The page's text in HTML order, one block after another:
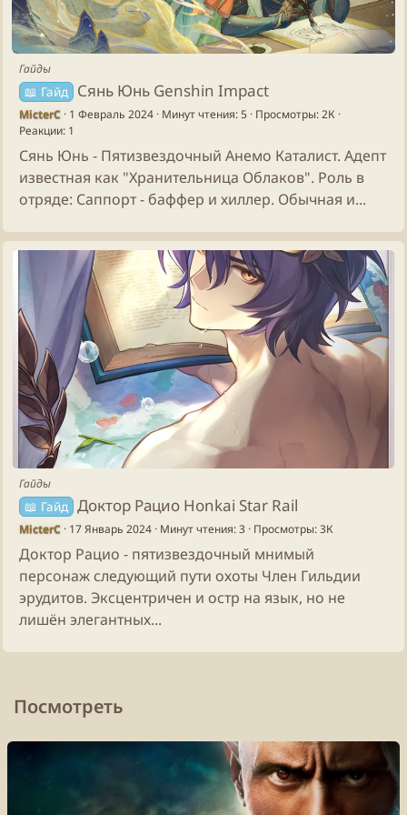
Гайды
📖 Гайд Сянь Юнь Genshin Impact
MicterC 1 Февраль 2024 Минут чтения: 5 Просмотры: 2К
Реакции: 1
Сянь Юнь - Пятизвездочный Анемо Каталист. Адепт
известная как "Хранительница Облаков". Роль в
отряде: Саппорт - баффер и хиллер. Обычная и...
Гайды
📖 Гайд Доктор Рацио Honkai Star Rail
MicterC 17 Январь 2024 Минут чтения: 3 Просмотры: 3К
Доктор Рацио - пятизвездочный мнимый
персонаж следующий пути охоты Член Гильдии
эрудитов. Эксцентричен и остр на язык, но не
лишён элегантных...
Посмотреть